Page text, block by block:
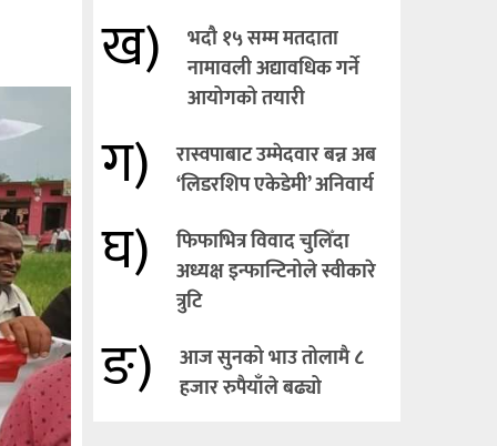
ख)
भदौ १५ सम्म मतदाता
नामावली अद्यावधिक गर्ने
आयोगको तयारी
ग)
रास्वपाबाट उम्मेदवार बन्न अब
‘लिडरशिप एकेडेमी’ अनिवार्य
घ)
फिफाभित्र विवाद चुलिँदा
अध्यक्ष इन्फान्टिनोले स्वीकारे
त्रुटि
ङ)
आज सुनको भाउ तोलामै ८
हजार रुपैयाँले बढ्यो